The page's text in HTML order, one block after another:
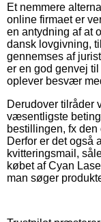
Et nemmere
online firmaet er
en antydning af at
dansk lovgivning,
gennemses af
er en god genvej
oplever besvær
Derudover tilråder
væsentligste
bestillingen, fx
Derfor er det også
kvitteringsmail,
købet af Cyan
man søger